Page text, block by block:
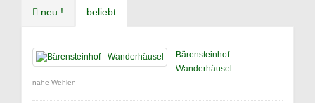
neu ! beliebt
Bärensteinhof
Wanderhäusel
nahe Wehlen